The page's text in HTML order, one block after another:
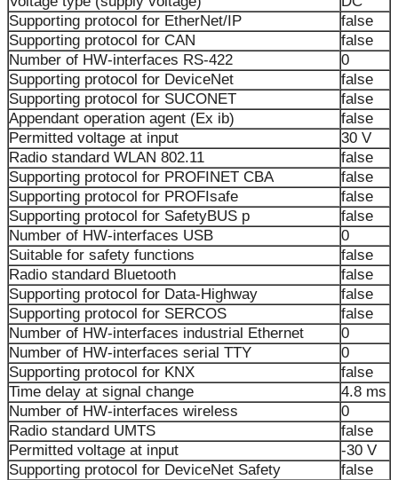
Supporting protocol for EtherNet/IP
false
Supporting protocol for CAN
false
Number of HW-interfaces RS-422
0
Supporting protocol for DeviceNet
false
Supporting protocol for SUCONET
false
Appendant operation agent (Ex ib)
false
Permitted voltage at input
30 V
Radio standard WLAN 802.11
false
Supporting protocol for PROFINET CBA
false
Supporting protocol for PROFIsafe
false
Supporting protocol for SafetyBUS p
false
Number of HW-interfaces USB
0
Suitable for safety functions
false
Radio standard Bluetooth
false
Supporting protocol for Data-Highway
false
Supporting protocol for SERCOS
false
Number of HW-interfaces industrial Ethernet
0
Number of HW-interfaces serial TTY
0
Supporting protocol for KNX
false
Time delay at signal change
4.8 ms
Number of HW-interfaces wireless
0
Radio standard UMTS
false
Permitted voltage at input
-30 V
Supporting protocol for DeviceNet Safety
false